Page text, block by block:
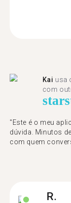
Kai usa
com
star
"Este é o meu
dúvida. Minutos
com quem
R.